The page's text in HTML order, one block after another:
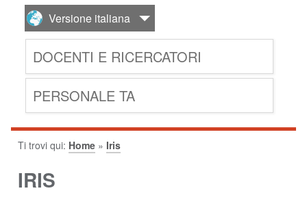
DOCENTI E RICERCATORI
PERSONALE TA
Ti trovi qui: Home » Iris
IRIS